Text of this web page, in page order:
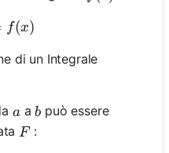
f(x)
di un Integrale
a
aab
b può essere
F
F: